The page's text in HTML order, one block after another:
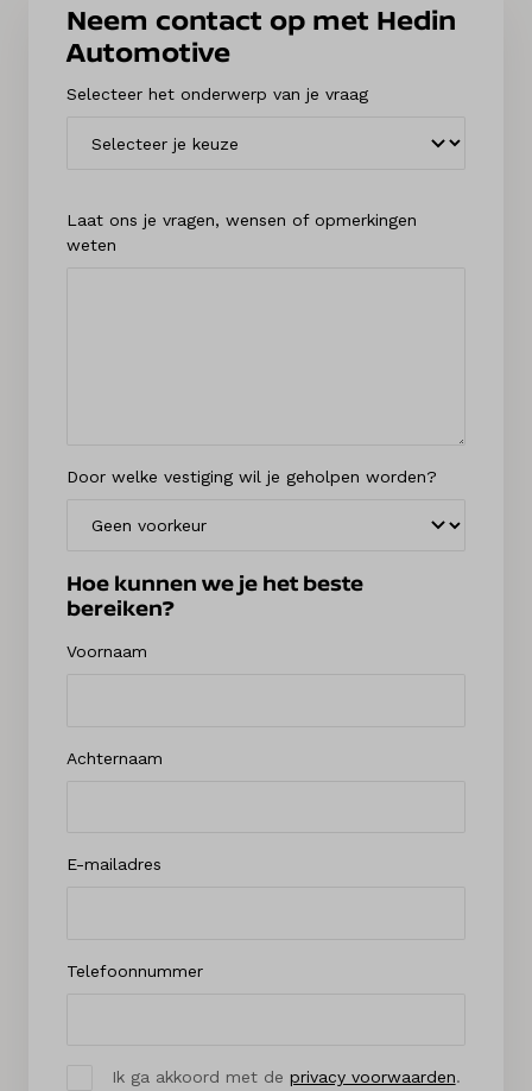
Neem contact op met Hedin
Automotive
Selecteer het onderwerp van je vraag
Laat ons je vragen, wensen of opmerkingen
weten
Door welke vestiging wil je geholpen worden?
Hoe kunnen we je het beste
bereiken?
Voornaam
Achternaam
E-mailadres
Telefoonnummer
Ik ga akkoord met de privacy voorwaarden.